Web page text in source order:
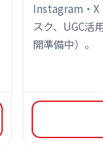
Instagram・X
スク、UGC活
開準備中）。